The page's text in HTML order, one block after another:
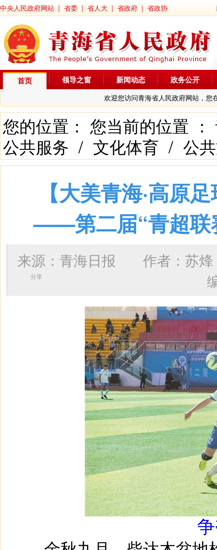
中央人民政府网站 | 省委 | 省人大 | 省政府 | 省政协
首页
欢迎您访问青海省人民政府网站，您
领导之窗 新闻动态 政务公开
您的位置： 您当前的位置 ：
公共服务 / 文化体育 / 公
【大美青海·高原
——第二届“青超联
来源：青海日报 作者： 苏
分享